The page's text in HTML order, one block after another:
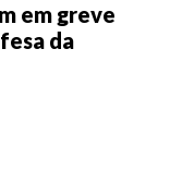
em greve
da